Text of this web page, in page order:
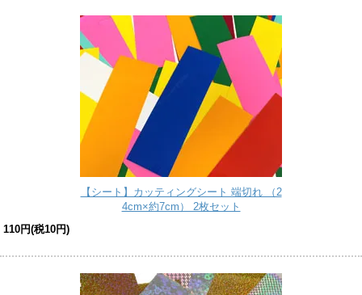
【シート】カッティングシート 端切れ （2
4cm×約7cm） 2枚セット
110円(税10円)